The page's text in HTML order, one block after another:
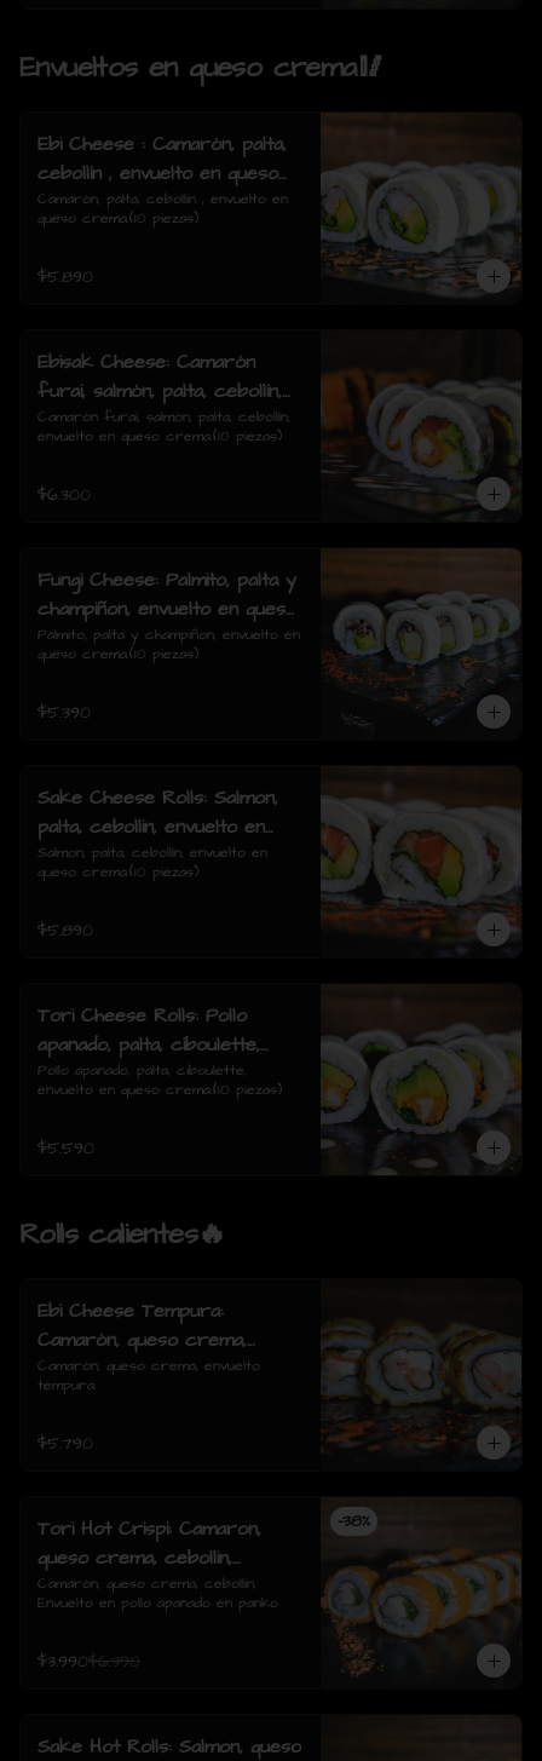
Envueltos en queso crema🥢
Ebi Cheese : Camarón, palta,
cebollín , envuelto en queso
crema.
Camarón, palta, cebollín , envuelto en
queso crema.(10 piezas)
$5.890
Ebisak Cheese: Camarón
furai, salmón, palta, cebollín,
envuelto en queso crema.
Camarón furai, salmón, palta, cebollín,
envuelto en queso crema.(10 piezas)
$6.300
Fungi Cheese: Palmito, palta y
champiñon, envuelto en queso
crema.
Palmito, palta y champiñon, envuelto en
queso crema.(10 piezas)
$5.390
Sake Cheese Rolls: Salmon,
palta, cebollin, envuelto en
queso crema.
Salmon, palta, cebollín, envuelto en
queso crema.(10 piezas)
$5.890
Tori Cheese Rolls: Pollo
apanado, palta, ciboulette,
envuelto en queso crema.
Pollo apanado, palta, ciboulette,
envuelto en queso crema.(10 piezas)
$5.590
Rolls calientes🔥
Ebi Cheese Tempura:
Camarón, queso crema,
envuelto tempura.
Camarón, queso crema, envuelto
tempura.
$5.790
-38%
Tori Hot Crispi: Camaron,
queso crema, cebollin,
Envuelto en pollo apanado en
panko
Camarón, queso crema, cebollín,
Envuelto en pollo apanado en panko
$3.990$6.390
Sake Hot Rolls: Salmon, queso